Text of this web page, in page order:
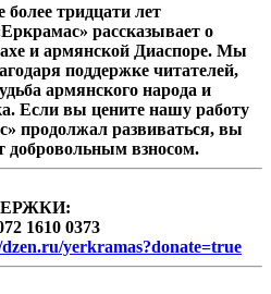
тридцати лет
рассказывает о
и армянской Диаспоре. Мы
поддержке читателей,
армянского народа и
Если вы цените нашу работу
продолжал развиваться, вы
добровольным взносом.
1610 0373
yerkramas?donate=true